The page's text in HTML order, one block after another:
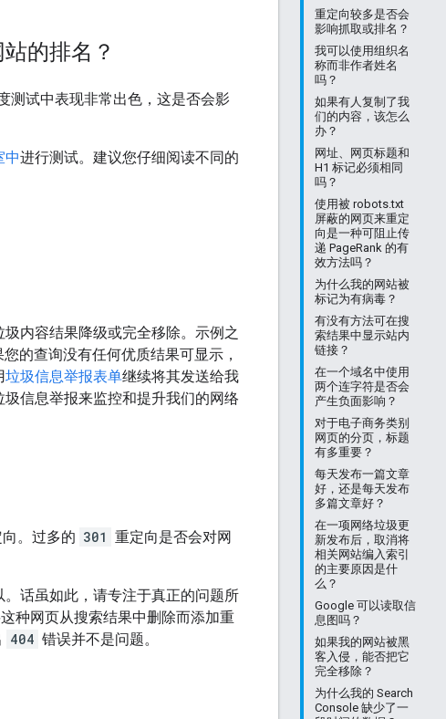
重定向较多是否会
影响抓取或排名？
我可以使用组织名
称而非作者姓名
吗？
如果有人复制了我
们的内容，该怎么
办？
网址、网页标题和
H1 标记必须相同
吗？
使用被 robots.txt
屏蔽的网页来重定
向是一种可阻止传
递 PageRank 的有
效方法吗？
为什么我的网站被
标记为有病毒？
有没有方法可在搜
索结果中显示站内
链接？
在一个域名中使用
两个连字符是否会
产生负面影响？
对于电子商务类别
网页的分页，标题
有多重要？
每天发布一篇文章
好，还是每天发布
多篇文章好？
在一项网络垃圾更
新发布后，取消将
相关网站编入索引
的主要原因是什
么？
Google 可以读取信
息图吗？
如果我的网站被黑
客入侵，能否把它
完全移除？
为什么我的 Search
Console 缺少了一
的排名？
测试中表现非常出色，这是否会影
中进行测试。建议您仔细阅读不同的
内容结果降级或完全移除。示例之
的查询没有任何优质结果可显示，
垃圾信息举报表单继续将其发送给我
信息举报来监控和提升我们的网络
。过多的 301 重定向是否会对网
话虽如此，请专注于真正的问题所
种网页从搜索结果中删除而添加重
404 错误并不是问题。